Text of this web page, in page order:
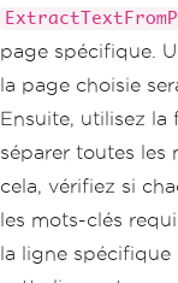
page spécifique.
la page choisie
Ensuite, utilisez la
séparer toutes les
cela, vérifiez si
les mots-clés
la ligne spécifique